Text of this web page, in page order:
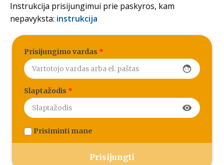
Instrukcija prisijungimui prie paskyros, kam
nepavyksta: instrukcija
Prisijungimo vardas *
face
Slaptažodis *
visibility
Prisiminti mane